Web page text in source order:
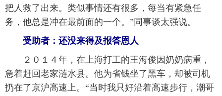
把人救了出来。类似事情还有很多，每当有紧急任
务，他总是冲在最前面的一个。”同事谈太强说。
受助者：还没来得及报答恩人
２０１４年，在上海打工的王海俊因奶奶病重，
急着赶回老家涟水县。他为省钱坐了黑车，却被司机
扔在了京沪高速上。“当时我只好沿着高速步行，潮哥